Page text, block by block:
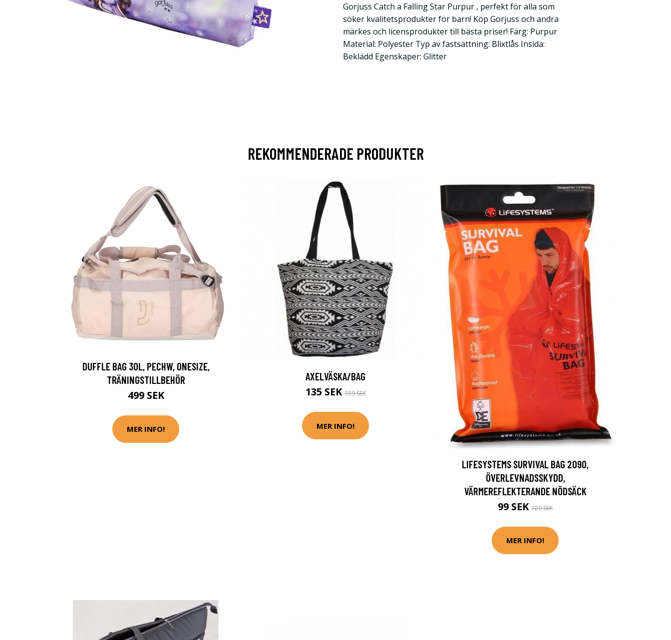
Gorjuss Catch a Falling Star Purpur , perfekt för alla som
söker kvalitetsprodukter för barn! Köp Gorjuss och andra
märkes och licensprodukter till bästa priser! Färg: Purpur
Material: Polyester Typ av fastsättning: Blixtlås Insida:
Beklädd Egenskaper: Glitter
REKOMMENDERADE PRODUKTER
DUFFLE BAG 30L, PECHW, ONESIZE,
TRÄNINGSTILLBEHÖR
499 SEK
MER INFO!
AXELVÄSKA/BAG
135 SEK159 SEK
MER INFO!
LIFESYSTEMS SURVIVAL BAG 2090,
ÖVERLEVNADSSKYDD,
VÄRMEREFLEKTERANDE NÖDSÄCK
99 SEK 120 SEK
MER INFO!